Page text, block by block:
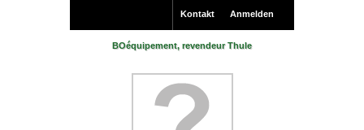
Anmelden
Kontakt
BOéquipement, revendeur Thule